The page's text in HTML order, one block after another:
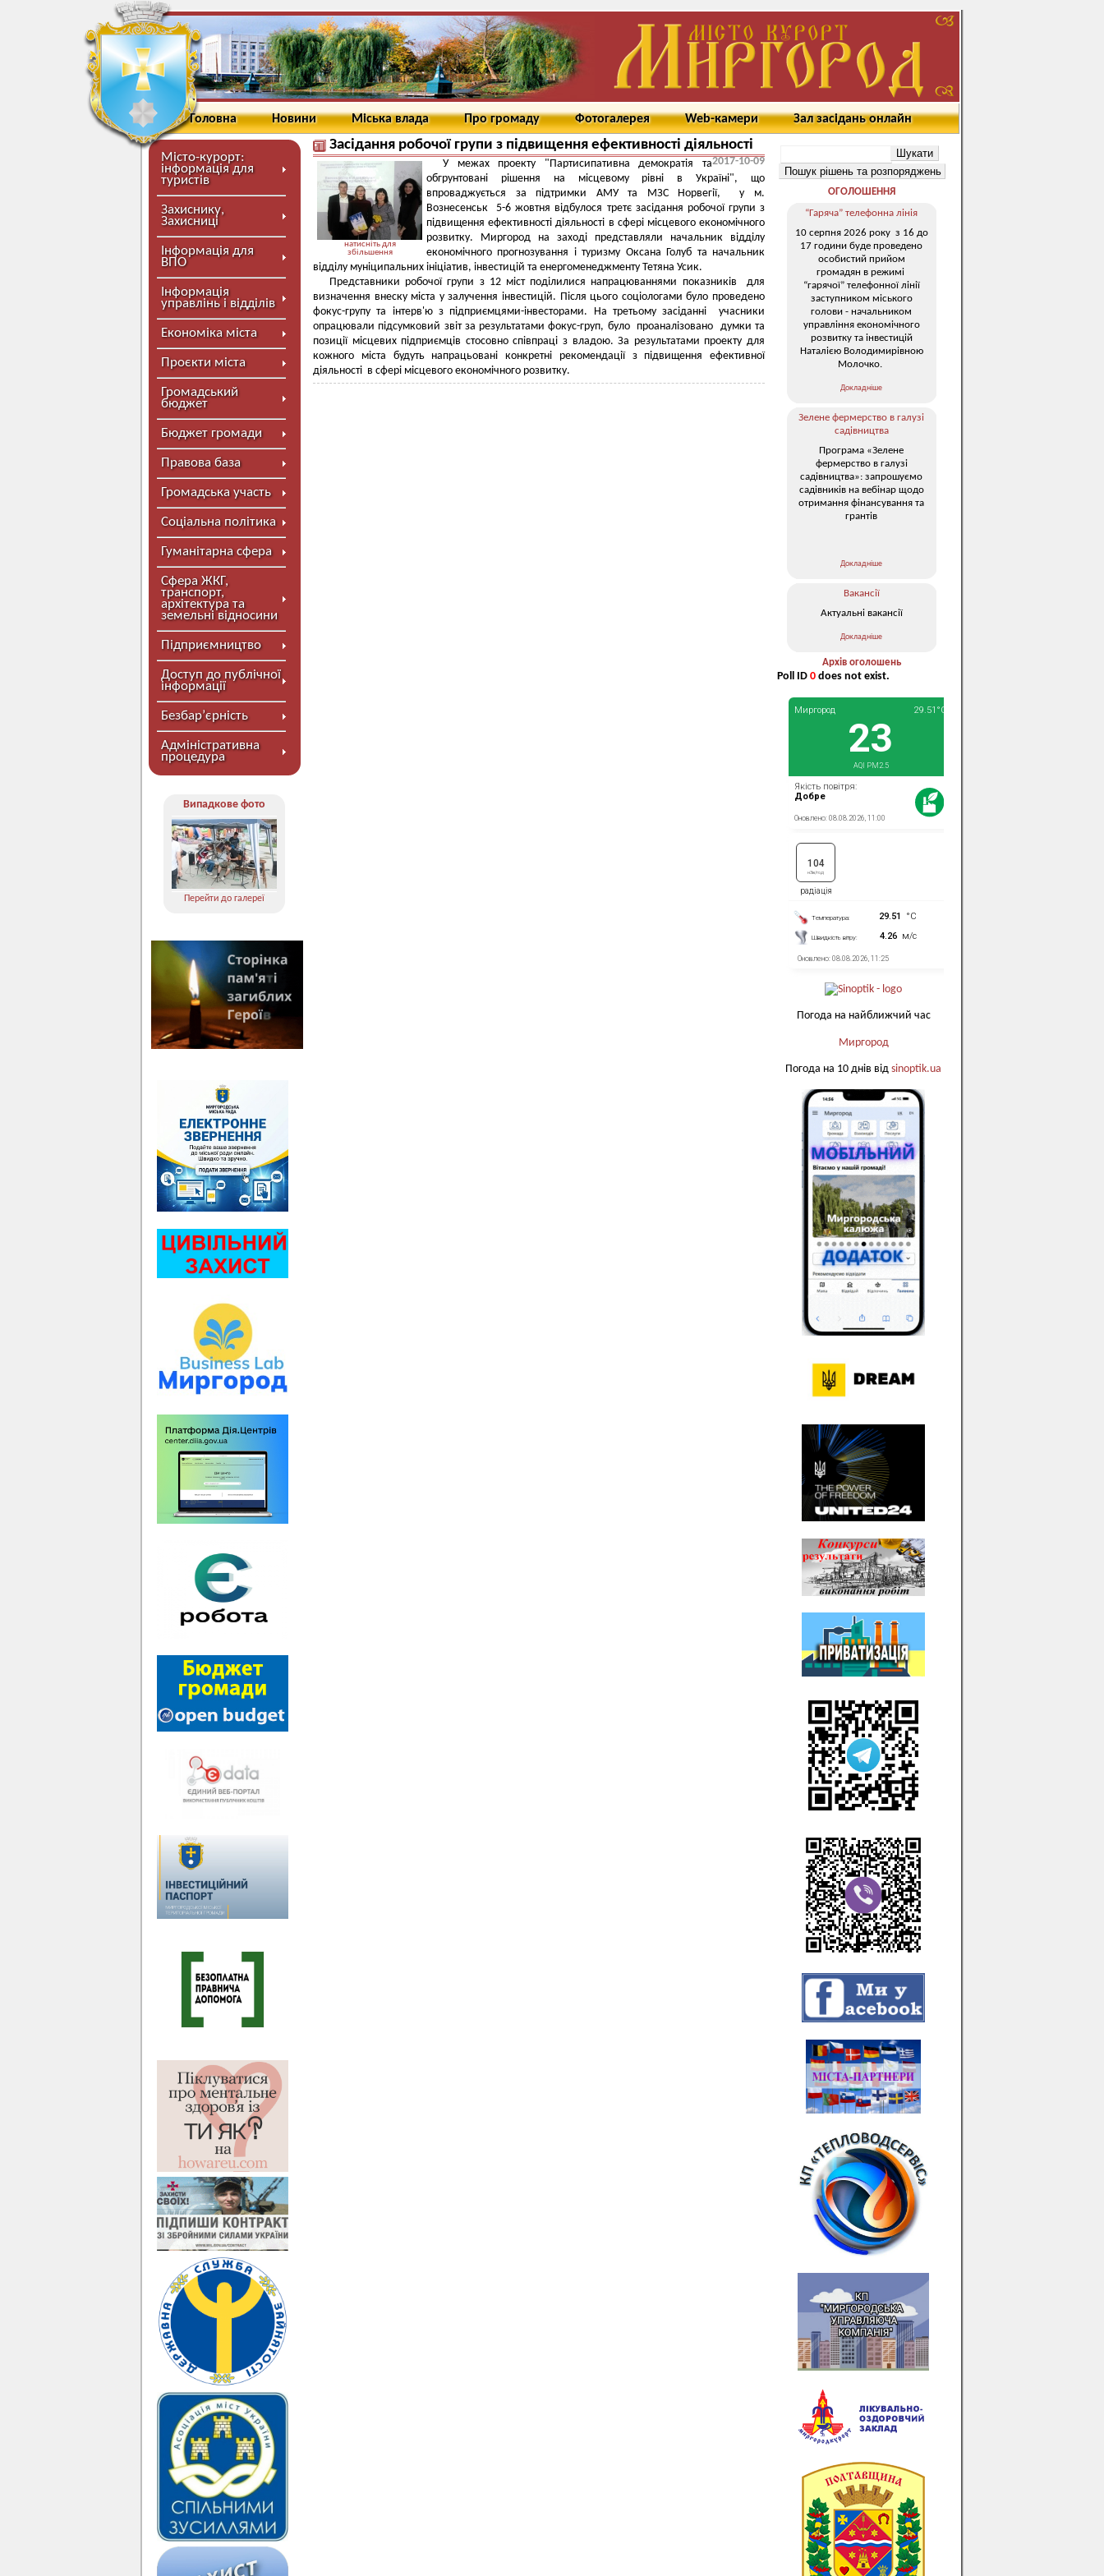
Головна Новини Міська влада Про громаду Фотогалерея Web-камери Зал засідань онлайн
Місто-курорт:
інформація для
туристів
Захиснику,
Захисниці
Інформація для
ВПО
Інформація
управлінь і відділів
Економіка міста
Проєкти міста
Громадський
бюджет
Бюджет громади
Правова база
Громадська участь
Соціальна політика
Гуманітарна сфера
Сфера ЖКГ,
транспорт,
архітектура та
земельні відносини
Підприємництво
Доступ до публічної
інформації
Безбар’єрність
Адміністративна
процедура
Випадкове фото
Перейти до галереї
Засідання робочої групи з підвищення ефективності діяльності
2017-10-09
натисніть для
збільшення
У межах проекту "Партисипативна демократія та
обгрунтовані рішення на місцевому рівні в Україні", що
впроваджується за підтримки АМУ та МЗС Норвегії, у м.
Вознесенськ 5-6 жовтня відбулося третє засідання робочої групи з
підвищення ефективності діяльності в сфері місцевого економічного
розвитку. Миргород на заході представляли начальник відділу
економічного прогнозування і туризму Оксана Голуб та начальник
відділу муніципальних ініціатив, інвестицій та енергоменеджменту Тетяна Усик.
Представники робочої групи з 12 міст поділилися напрацюваннями показників для
визначення внеску міста у залучення інвестицій. Після цього соціологами було проведено
фокус-групу та інтерв'ю з підприємцями-інвесторами. На третьому засіданні учасники
опрацювали підсумковий звіт за результатами фокус-груп, було проаналізовано думки та
позиції місцевих підприємців стосовно співпраці з владою. За результатами проекту для
кожного міста будуть напрацьовані конкретні рекомендації з підвищення ефективної
діяльності в сфері місцевого економічного розвитку.
ОГОЛОШЕННЯ
“Гаряча” телефонна лінія
10 серпня 2026 року з 16 до
17 години буде проведено
особистий прийом
громадян в режимі
“гарячої” телефонної лінії
заступником міського
голови - начальником
управління економічного
розвитку та інвестицій
Наталією Володимирівною
Молочко.
Докладніше
Зелене фермерство в галузі
садівництва
Програма «Зелене
фермерство в галузі
садівництва»: запрошуємо
садівників на вебінар щодо
отримання фінансування та
грантів
Докладніше
Вакансії
Актуальні вакансії
Докладніше
Архів оголошень
Poll ID 0 does not exist.
Погода на найближчий час
Миргород
Погода на 10 днів від sinoptik.ua